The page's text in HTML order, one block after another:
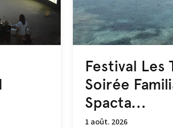
Festival Les
Soirée
Spacta...
1 août. 2026